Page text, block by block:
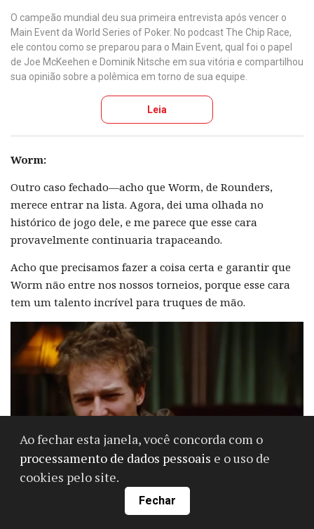
O campeão mundial deu sua primeira entrevista após vencer o
Main Event da World Series of Poker. No podcast The Chip Race,
ele contou como se preparou para o Main Event, qual foi o papel
de Joe McKeehen e Dominik Nitsche em sua vitória e compartilhou
sua opinião sobre a polêmica em torno de sua equipe.
Leia
Worm:
Outro caso fechado—acho que Worm, de Rounders,
merece entrar na lista. Agora, dei uma olhada no
histórico de jogo dele, e me parece que esse cara
provavelmente continuaria trapaceando.
Acho que precisamos fazer a coisa certa e garantir que
Worm não entre nos nossos torneios, porque esse cara
tem um talento incrível para truques de mão.
Edward Norton interpretou o vigarista Worm em Rounders
Ao fechar esta janela, você concorda com o
processamento de dados pessoais e o uso de
cookies pelo site.
Fechar